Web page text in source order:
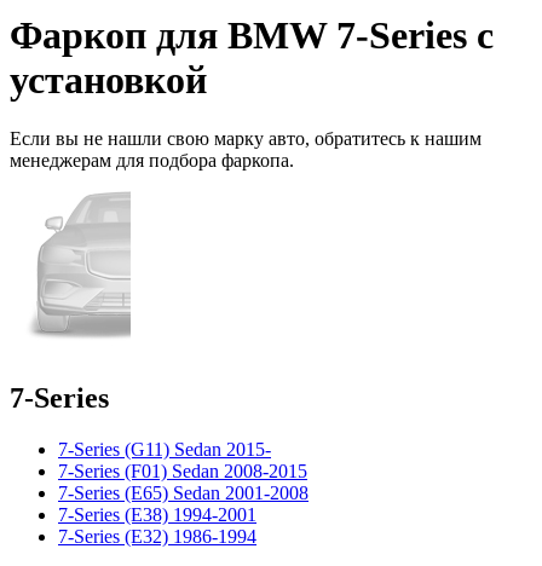
Фаркоп для BMW 7-Series с
установкой
Если вы не нашли свою марку авто, обратитесь к нашим
менеджерам для подбора фаркопа.
7-Series
7-Series (G11) Sedan 2015-
7-Series (F01) Sedan 2008-2015
7-Series (E65) Sedan 2001-2008
7-Series (E38) 1994-2001
7-Series (E32) 1986-1994